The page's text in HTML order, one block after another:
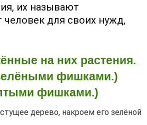
их называют
для своих нужд,
на них растения.
фишками.)
фишками.)
дерево, накроем его зелёной